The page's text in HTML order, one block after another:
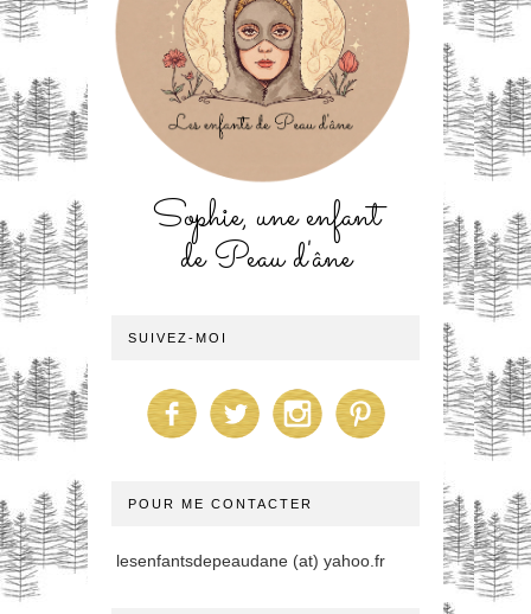
Sophie, une enfant
de Peau d'âne
SUIVEZ-MOI
POUR ME CONTACTER
lesenfantsdepeaudane (at) yahoo.fr